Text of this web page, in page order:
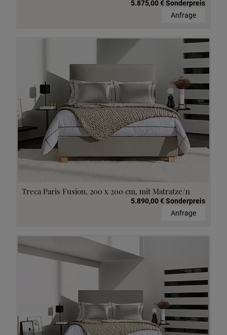
5.875,00 € Sonderpreis
Anfrage
Treca Paris Fusion, 200 x 200 cm, mit Matratze/n
5.890,00 € Sonderpreis
Anfrage